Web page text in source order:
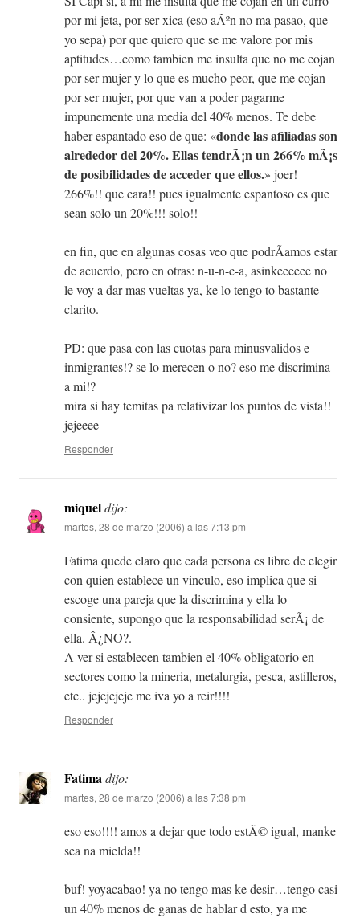
por mi jeta, por ser xica (eso aÃºn no ma pasao, que
yo sepa) por que quiero que se me valore por mis
aptitudes…como tambien me insulta que no me cojan
por ser mujer y lo que es mucho peor, que me cojan
por ser mujer, por que van a poder pagarme
impunemente una media del 40% menos. Te debe
haber espantado eso de que: «donde las afiliadas son
alrededor del 20%. Ellas tendrÃ¡n un 266% mÃ¡s
de posibilidades de acceder que ellos.» joer!
266%!! que cara!! pues igualmente espantoso es que
sean solo un 20%!!! solo!!
en fin, que en algunas cosas veo que podrÃ­amos estar
de acuerdo, pero en otras: n-u-n-c-a, asinkeeeeee no
le voy a dar mas vueltas ya, ke lo tengo to bastante
clarito.
PD: que pasa con las cuotas para minusvalidos e
inmigrantes!? se lo merecen o no? eso me discrimina
a mi!?
mira si hay temitas pa relativizar los puntos de vista!!
jejeeee
Responder
miqueldijo:
martes, 28 de marzo (2006) a las 7:13 pm
Fatima quede claro que cada persona es libre de elegir
con quien establece un vinculo, eso implica que si
escoge una pareja que la discrimina y ella lo
consiente, supongo que la responsabilidad serÃ¡ de
ella. Â¿NO?.
A ver si establecen tambien el 40% obligatorio en
sectores como la mineria, metalurgia, pesca, astilleros,
etc.. jejejejeje me iva yo a reir!!!!
Responder
Fatimadijo:
martes, 28 de marzo (2006) a las 7:38 pm
eso eso!!!! amos a dejar que todo estÃ© igual, manke
sea na mielda!!
buf! yoyacabao! ya no tengo mas ke desir…tengo casi
un 40% menos de ganas de hablar d esto, ya me